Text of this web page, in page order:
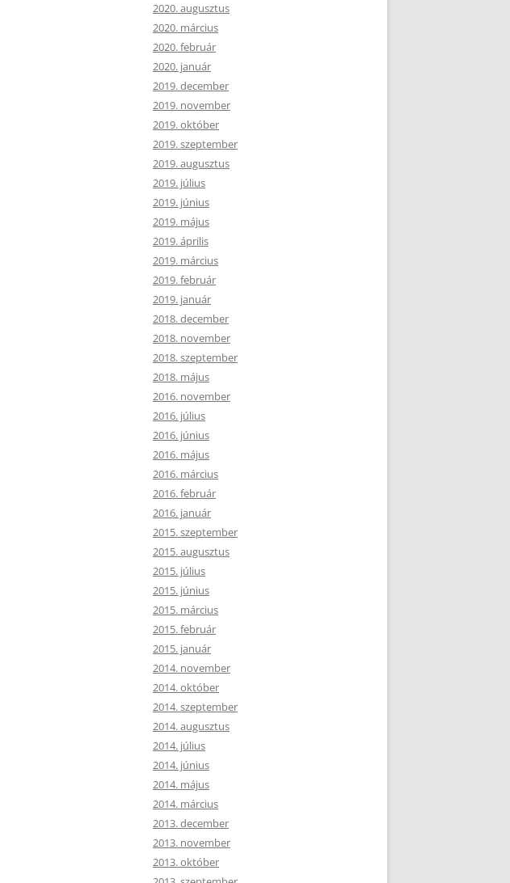
2020. augusztus
2020. március
2020. február
2020. január
2019. december
2019. november
2019. október
2019. szeptember
2019. augusztus
2019. július
2019. június
2019. május
2019. április
2019. március
2019. február
2019. január
2018. december
2018. november
2018. szeptember
2018. május
2016. november
2016. július
2016. június
2016. május
2016. március
2016. február
2016. január
2015. szeptember
2015. augusztus
2015. július
2015. június
2015. március
2015. február
2015. január
2014. november
2014. október
2014. szeptember
2014. augusztus
2014. július
2014. június
2014. május
2014. március
2013. december
2013. november
2013. október